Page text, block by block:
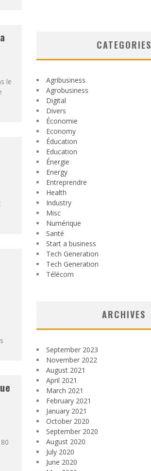
le
CATEGORIES
Agribusiness
Agrobusiness
Digital
Divers
Économie
Economy
Éducation
Education
Énergie
Energy
Entreprendre
Health
Industry
Misc
Numérique
Santé
Start a business
Tech Generation
Tech Generation
Télécom
ARCHIVES
September 2023
November 2022
August 2021
April 2021
March 2021
February 2021
January 2021
October 2020
September 2020
August 2020
July 2020
June 2020